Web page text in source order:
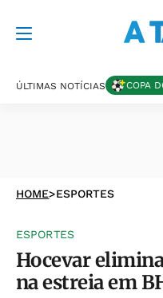
ÚLTIMAS NOTÍCIAS COPA
HOME>ESPORTES
ESPORTES
Hocevar
na estreia em